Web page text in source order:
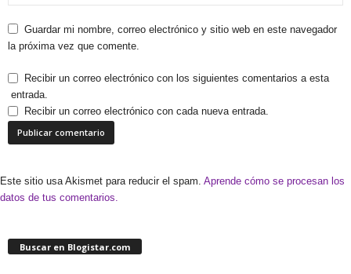
Guardar mi nombre, correo electrónico y sitio web en este navegador
la próxima vez que comente.
Recibir un correo electrónico con los siguientes comentarios a esta
entrada.
Recibir un correo electrónico con cada nueva entrada.
Este sitio usa Akismet para reducir el spam. Aprende cómo se procesan los
datos de tus comentarios.
Buscar en Blogistar.com